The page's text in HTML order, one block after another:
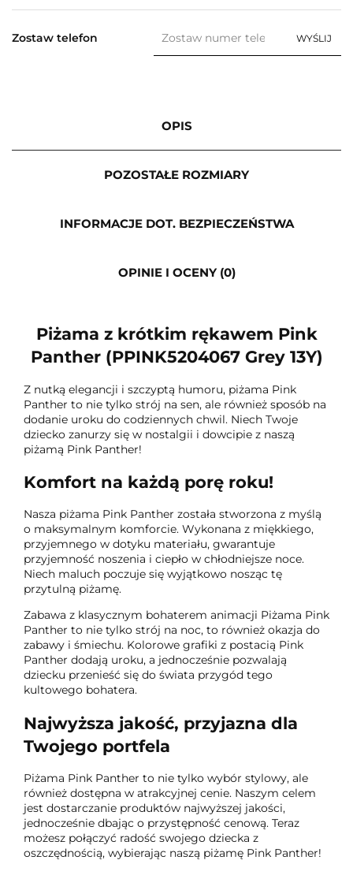
Zostaw telefon WYŚLIJ
OPIS
POZOSTAŁE ROZMIARY
INFORMACJE DOT. BEZPIECZEŃSTWA
OPINIE I OCENY (0)
Piżama z krótkim rękawem Pink
Panther (PPINK5204067 Grey 13Y)
Z nutką elegancji i szczyptą humoru, piżama Pink
Panther to nie tylko strój na sen, ale również sposób na
dodanie uroku do codziennych chwil. Niech Twoje
dziecko zanurzy się w nostalgii i dowcipie z naszą
piżamą Pink Panther!
Komfort na każdą porę roku!
Nasza piżama Pink Panther została stworzona z myślą
o maksymalnym komforcie. Wykonana z miękkiego,
przyjemnego w dotyku materiału, gwarantuje
przyjemność noszenia i ciepło w chłodniejsze noce.
Niech maluch poczuje się wyjątkowo nosząc tę
przytulną piżamę.
Zabawa z klasycznym bohaterem animacji Piżama Pink
Panther to nie tylko strój na noc, to również okazja do
zabawy i śmiechu. Kolorowe grafiki z postacią Pink
Panther dodają uroku, a jednocześnie pozwalają
dziecku przenieść się do świata przygód tego
kultowego bohatera.
Najwyższa jakość, przyjazna dla
Twojego portfela
Piżama Pink Panther to nie tylko wybór stylowy, ale
również dostępna w atrakcyjnej cenie. Naszym celem
jest dostarczanie produktów najwyższej jakości,
jednocześnie dbając o przystępność cenową. Teraz
możesz połączyć radość swojego dziecka z
oszczędnością, wybierając naszą piżamę Pink Panther!